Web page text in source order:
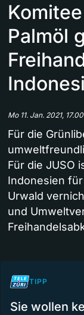
Palmöl
Mo 11. Jan. 2021,
Für die
Für die JUSO
Indonesien
Urwald
und
TIPP
Sie wollen